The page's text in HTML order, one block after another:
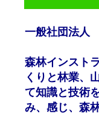
一般社団法人
森林インスト
くりと林業、
て知識と技術
み、感じ、森